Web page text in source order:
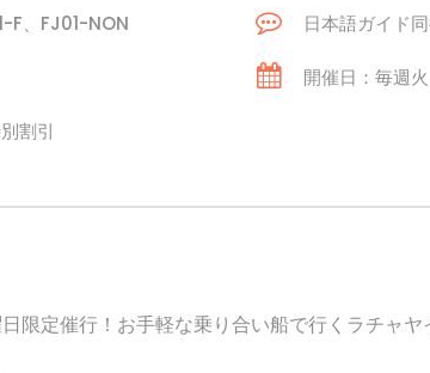
F、FJ01-NON 日本語ガイド
開催日：毎週
割引
限定催行！お手軽な乗り合い船で行くラチャ